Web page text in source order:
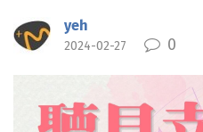
yeh
2024-02-27 0